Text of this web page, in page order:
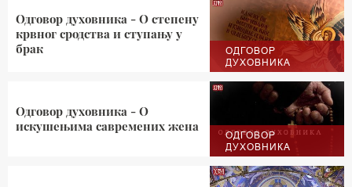
ОДГОВОР
ДУХОВНИКА
Одговор духовника - О степену
крвног сродства и ступању у
брак
ОДГОВОР
ДУХОВНИКА
Одговор духовника - О
искушењима савремених жена